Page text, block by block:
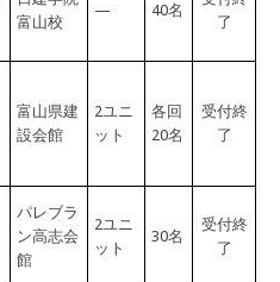
富山校
— 40名
了
富山県建
設会館
2ユニ
ット
各回
20名
受付終
了
パレブラ
ン高志会
館
2ユニ
ット
30名
受付終
了